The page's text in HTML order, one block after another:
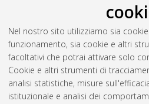
Nel nostro sito utilizziamo sia
funzionamento, sia cookie e altri
facoltativi che potrai attivare solo
Cookie e altri strumenti di
analisi statistiche, misure
istituzionale e analisi dei
(2026)
integration into steam cracking:
waste, [Dissertation thesis], Alma
di Bologna. Dottorato di ricerca in
Ciclo.
Questa lista e' stata generata ilFri